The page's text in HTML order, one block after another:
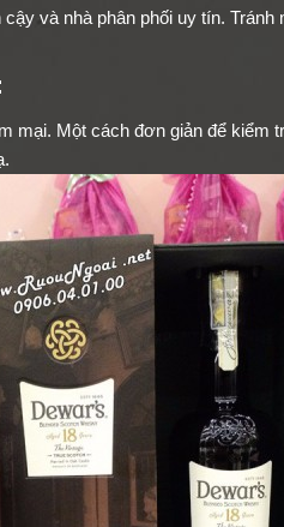
và nhà phân phối uy tín. Tránh
mại. Một cách đơn giản để kiểm